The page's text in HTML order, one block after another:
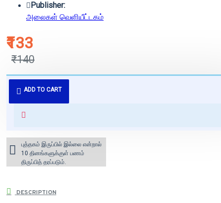
₹133
₹140
Publisher:
அலைகள் வெளியீட்டகம்
ADD TO CART
புத்தகம் 3 - 7 நாட்களில் அனுப்பி
வைக்கப்படும்.
for orders above ₹1000 within
புத்தகம் இருப்பில் இல்லை என்றால்
10 தினங்களுக்குள் பணம்
திருப்பித் தரப்படும்.
DESCRIPTION